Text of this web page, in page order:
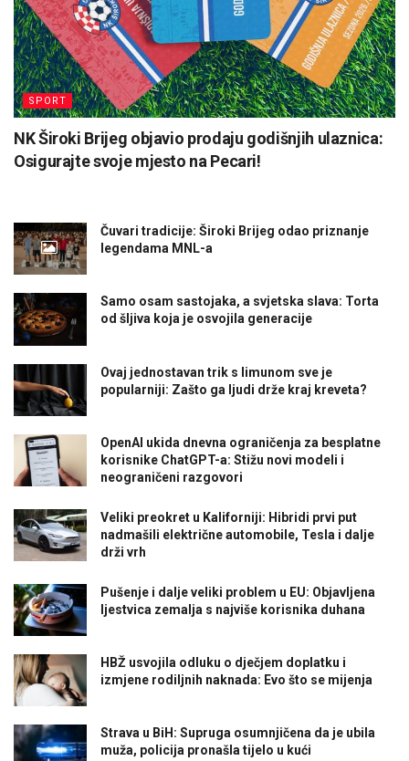
SPORT
NK Široki Brijeg objavio prodaju godišnjih ulaznica:
Osigurajte svoje mjesto na Pecari!
Čuvari tradicije: Široki Brijeg odao priznanje
legendama MNL-a
Samo osam sastojaka, a svjetska slava: Torta
od šljiva koja je osvojila generacije
Ovaj jednostavan trik s limunom sve je
popularniji: Zašto ga ljudi drže kraj kreveta?
OpenAI ukida dnevna ograničenja za besplatne
korisnike ChatGPT-a: Stižu novi modeli i
neograničeni razgovori
Veliki preokret u Kaliforniji: Hibridi prvi put
nadmašili električne automobile, Tesla i dalje
drži vrh
Pušenje i dalje veliki problem u EU: Objavljena
ljestvica zemalja s najviše korisnika duhana
HBŽ usvojila odluku o dječjem doplatku i
izmjene rodiljnih naknada: Evo što se mijenja
Strava u BiH: Supruga osumnjičena da je ubila
muža, policija pronašla tijelo u kući